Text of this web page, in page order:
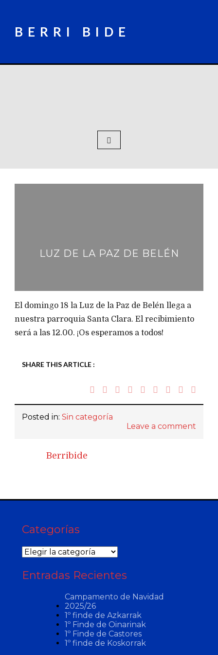
BERRI BIDE
LUZ DE LA PAZ DE BELÉN
El domingo 18 la Luz de la Paz de Belén llega a
nuestra parroquia Santa Clara. El recibimiento
será a las 12.00. ¡Os esperamos a todos!
SHARE THIS ARTICLE :
Posted in: Sin categoría
Leave a comment
Berribide
Categorías
Categorías
Entradas Recientes
Campamento de Navidad
2025/26
1º finde de Azkarrak
1º Finde de Oinarinak
1º Finde de Castores
1º finde de Koskorrak